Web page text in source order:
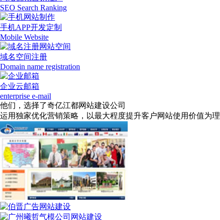
SEO Search Ranking
手机APP开发定制
Mobile Website
域名空间注册
Domain name registration
企业云邮箱
enterprise e-mail
他们，选择了奇亿江都网站建设公司
运用独家优化营销策略，以最大程度提升客户网站使用价值为